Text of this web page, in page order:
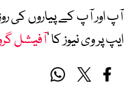
آپ اور آپ کے پیاروں کی
ایپ پر وی نیوز کا ’آفیشل